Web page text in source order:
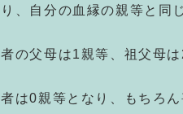
、自分の血縁の親等と同
の父母は1親等、祖父母は
は0親等となり、もちろ